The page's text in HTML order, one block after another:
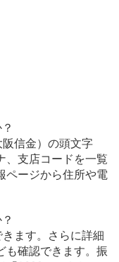
信金）の頭文字
、支店コードを一覧
ページから住所や電
ます。さらに詳細
も確認できます。振